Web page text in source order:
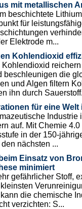
mit metallischen
beschichtete
für
Elektrode m...
Kohlendioxid
beschleunigen die
und Algen filtern
ihn durch
für eine Welt
Industrie
auf. Mit Chemie
in der 150-
nächsten ...
Einsatz von
minimiert
gefährlicher Stoff,
die chemische
verzichten: S...